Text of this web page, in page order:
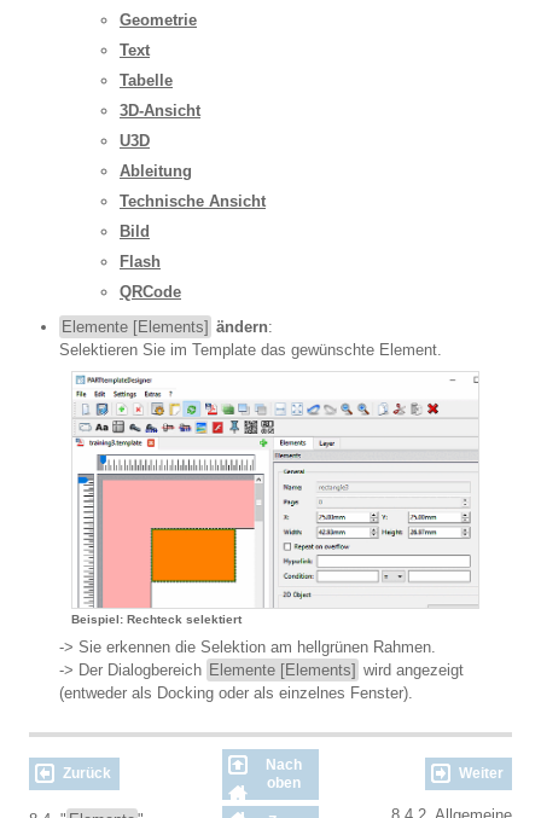
Geometrie
Text
Tabelle
3D-Ansicht
U3D
Ableitung
Technische Ansicht
Bild
Flash
QRCode
Elemente [Elements] ändern:
Selektieren Sie im Template das gewünschte Element.
Beispiel: Rechteck selektiert
-> Sie erkennen die Selektion am hellgrünen Rahmen.
-> Der Dialogbereich Elemente [Elements] wird angezeigt
(entweder als Docking oder als einzelnes Fenster).
Zurück
Nach
oben
Weiter